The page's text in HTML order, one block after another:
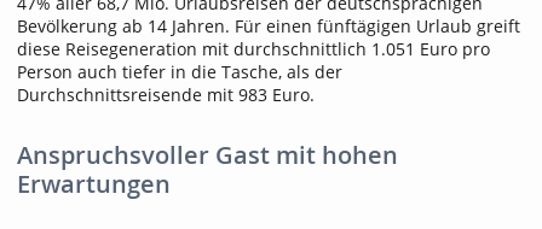
Bevölkerung ab 14 Jahren. Für einen fünftägigen Urlaub greift
diese Reisegeneration mit durchschnittlich 1.051 Euro pro
Person auch tiefer in die Tasche, als der
Durchschnittsreisende mit 983 Euro.
Anspruchsvoller Gast mit hohen
Erwartungen